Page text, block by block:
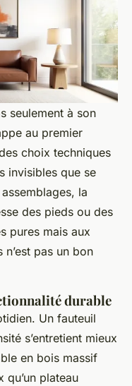
seulement à son
au premier
choix techniques
invisibles que se
la
des pieds ou des
pures mais aux
pas un bon
durable
Un fauteuil
s’entretient mieux
en bois massif
plateau